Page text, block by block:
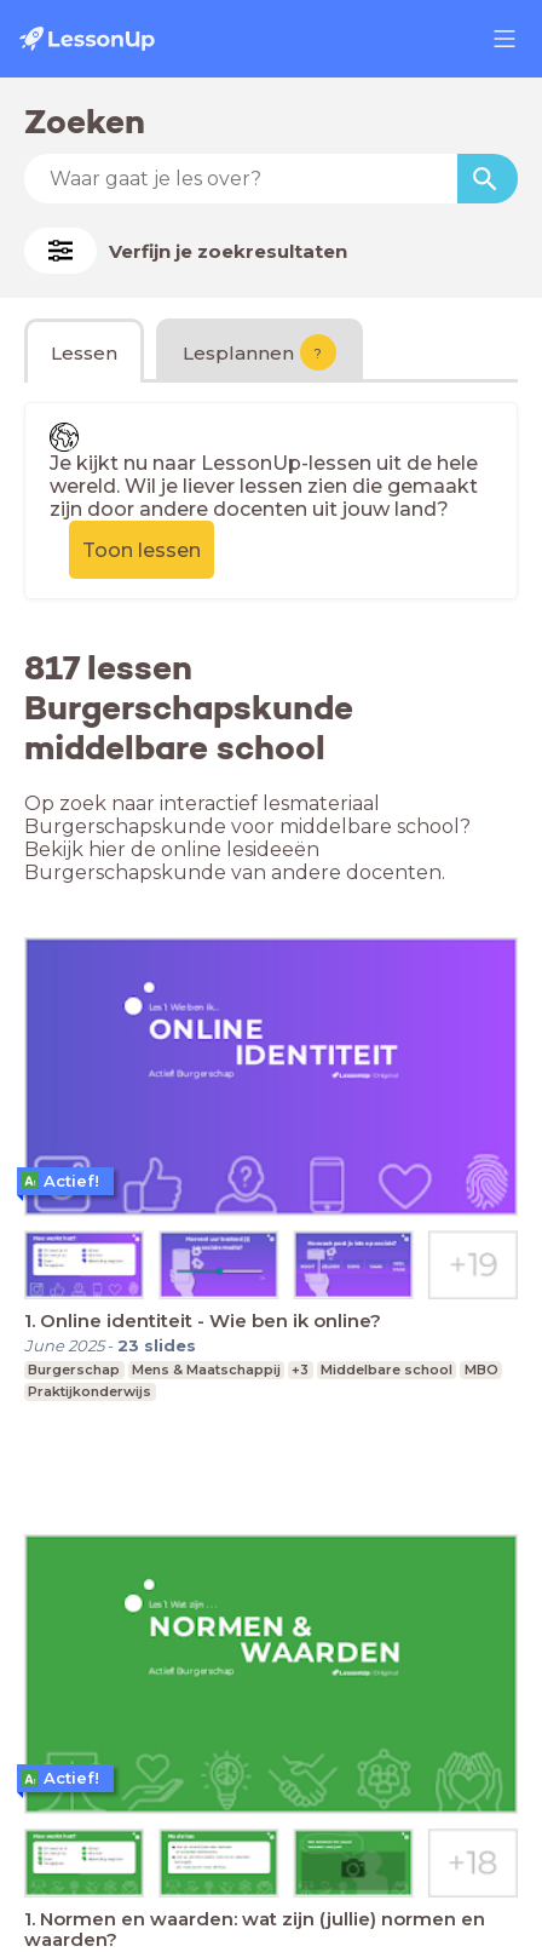
Zoeken
Verfijn je zoekresultaten
Lessen Lesplannen ?
Je kijkt nu naar LessonUp-lessen uit de hele
wereld. Wil je liever lessen zien die gemaakt
zijn door andere docenten uit jouw land?
Toon lessen
817 lessen
Burgerschapskunde
middelbare school
Op zoek naar interactief lesmateriaal
Burgerschapskunde voor middelbare school?
Bekijk hier de online lesideeën
Burgerschapskunde van andere docenten.
1. Online identiteit - Wie ben ik online?
June 2025- 23 slides
Burgerschap Mens & Maatschappij +3 Middelbare school
MBO
Praktijkonderwijs
Actief!
1. Normen en waarden: wat zijn (jullie) normen en
waarden?
Actief!